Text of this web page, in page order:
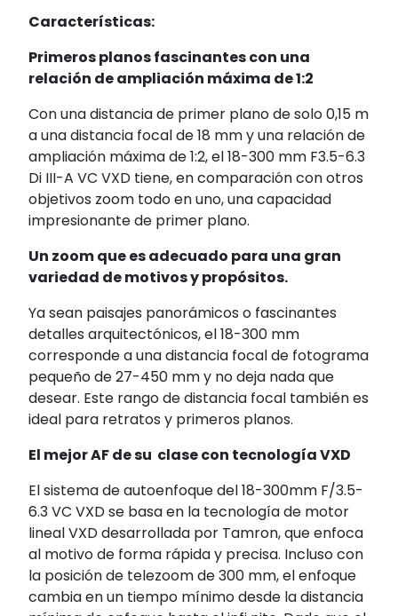
Características:
Primeros planos fascinantes con una
relación de ampliación máxima de 1:2
Con una distancia de primer plano de solo 0,15 m
a una distancia focal de 18 mm y una relación de
ampliación máxima de 1:2, el 18-300 mm F3.5-6.3
Di III-A VC VXD tiene, en comparación con otros
objetivos zoom todo en uno, una capacidad
impresionante de primer plano.
Un zoom que es adecuado para una gran
variedad de motivos y propósitos.
Ya sean paisajes panorámicos o fascinantes
detalles arquitectónicos, el 18-300 mm
corresponde a una distancia focal de fotograma
pequeño de 27-450 mm y no deja nada que
desear. Este rango de distancia focal también es
ideal para retratos y primeros planos.
El mejor AF de su clase con tecnología VXD
El sistema de autoenfoque del 18-300mm F/3.5-
6.3 VC VXD se basa en la tecnología de motor
lineal VXD desarrollada por Tamron, que enfoca
al motivo de forma rápida y precisa. Incluso con
la posición de telezoom de 300 mm, el enfoque
cambia en un tiempo mínimo desde la distancia